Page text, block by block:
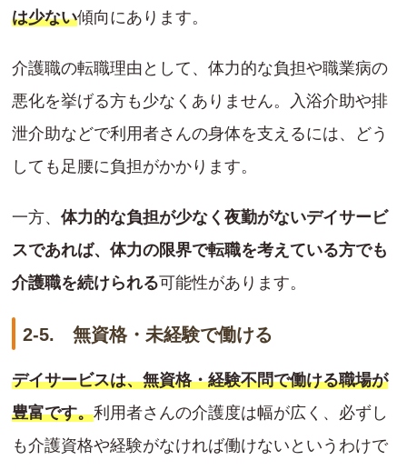
は少ない傾向にあります。
介護職の転職理由として、体力的な負担や職業病の
悪化を挙げる方も少なくありません。入浴介助や排
泄介助などで利用者さんの身体を支えるには、どう
しても足腰に負担がかかります。
一方、 体力的な負担が少なく夜勤がないデイサービ
スであれば、体力の限界で転職を考えている方でも
介護職を続けられる可能性があります。
2-5. 無資格・未経験で働ける
デイサービスは、無資格・経験不問で働ける職場が
豊富です。利用者さんの介護度は幅が広く、必ずし
も介護資格や経験がなければ働けないというわけで